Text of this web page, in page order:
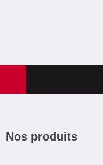
Nos produits